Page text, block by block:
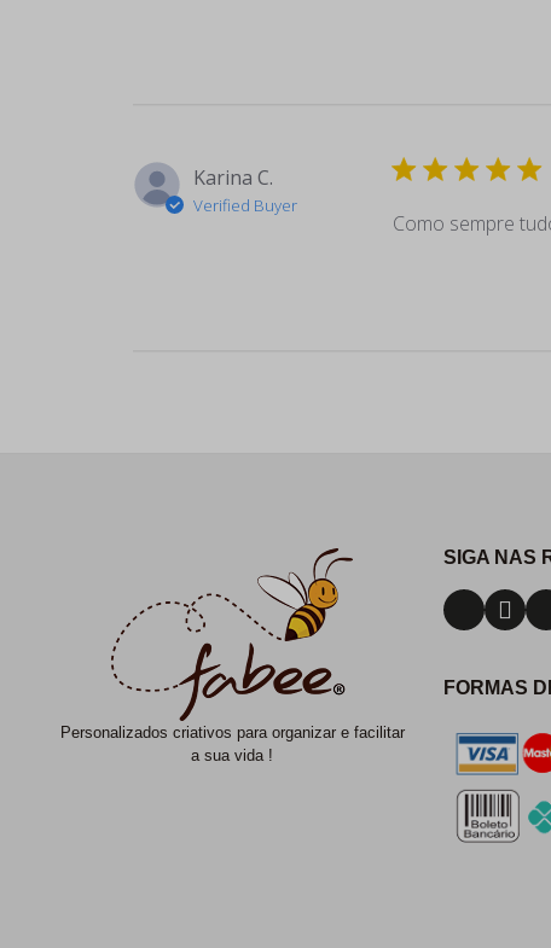
Karina C.
Verified Buyer
Como sempre
Personalizados criativos para organizar e facilitar
a sua vida !
SIGA NAS
FORMAS